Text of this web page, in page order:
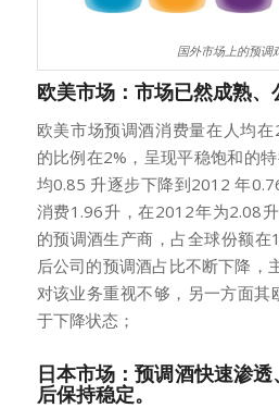
国外市场上的预调
欧美市场：市场已然成熟、
欧美市场预调酒消费量在人均
的比例在2%，呈现平稳饱和的
均0.85 升逐步下降到2012 年
消费1.96升，在2012年为2.08
的预调酒生产商，占全球份额
后公司的预调酒占比不断下降，
对该业务重视不够，另一方面其
于下降状态；
日本市场：预调酒快速渗
后保持稳定。